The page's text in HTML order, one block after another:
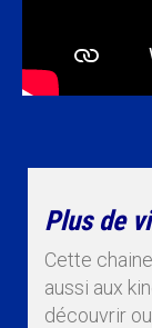
Plus de
Cette
aussi aux
découvrir